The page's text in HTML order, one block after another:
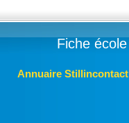
Fiche
Annuaire